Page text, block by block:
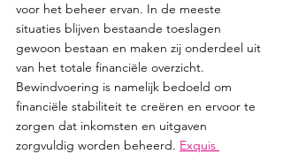
voor het beheer ervan. In de meeste
situaties blijven bestaande toeslagen
gewoon bestaan en maken zij onderdeel uit
van het totale financiële overzicht.
Bewindvoering is namelijk bedoeld om
financiële stabiliteit te creëren en ervoor te
zorgen dat inkomsten en uitgaven
zorgvuldig worden beheerd. Exquis